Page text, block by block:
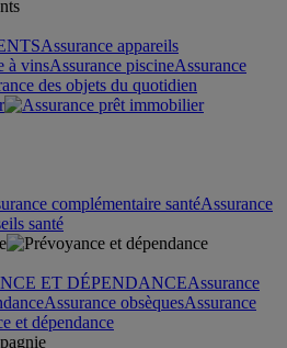
Assurance appareils
à vinsAssurance piscineAssurance
des objets du quotidien
complémentaire santéAssurance
santé
ET DÉPENDANCEAssurance
Assurance obsèquesAssurance
et dépendance